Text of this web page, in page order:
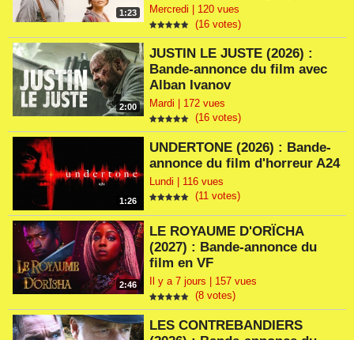
1:23
Mercredi | 120 vues
(16 votes)
2:00
JUSTIN LE JUSTE (2026) :
Bande-annonce du film avec
Alban Ivanov
Mardi | 172 vues
(16 votes)
1:26
UNDERTONE (2026) : Bande-
annonce du film d'horreur A24
Lundi | 116 vues
(11 votes)
2:46
LE ROYAUME D'ORÏCHA
(2027) : Bande-annonce du
film en VF
Il y a 7 jours | 157 vues
(8 votes)
LES CONTREBANDIERS